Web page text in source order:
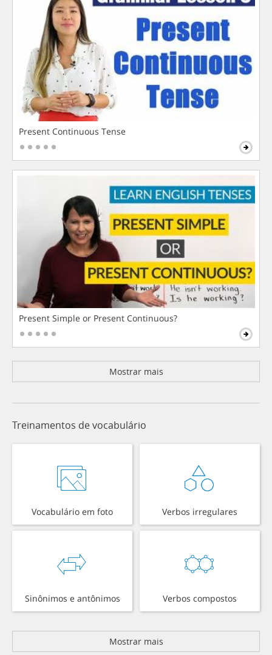
Present Continuous Tense
Present Simple or Present Continuous?
Mostrar mais
Treinamentos de vocabulário
Vocabulário em foto Verbos irregulares
Sinônimos e antônimos Verbos compostos
Mostrar mais